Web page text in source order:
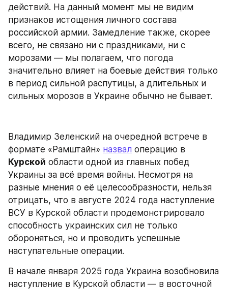
действий. На данный момент мы не видим
признаков истощения личного состава
российской армии. Замедление также, скорее
всего, не связано ни с праздниками, ни с
морозами — мы полагаем, что погода
значительно влияет на боевые действия только
в период сильной распутицы, а длительных и
сильных морозов в Украине обычно не бывает.
Владимир Зеленский на очередной встрече в
формате «Рамштайн» назвал
Курской области одной из главных побед
Украины за всё время войны. Несмотря на
разные мнения о её целесообразности, нельзя
отрицать, что в августе 2024 года наступление
ВСУ в Курской области продемонстрировало
способность украинских сил не только
обороняться, но и проводить успешные
наступательные операции.
В начале января 2025 года Украина возобновила
наступление в Курской области — в восточной